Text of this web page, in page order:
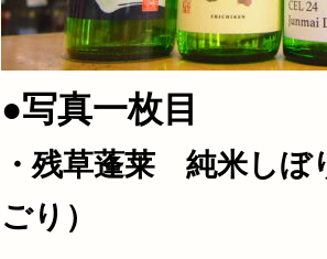
●写真一枚目
・残草蓬莱 純米しぼ
ごり）